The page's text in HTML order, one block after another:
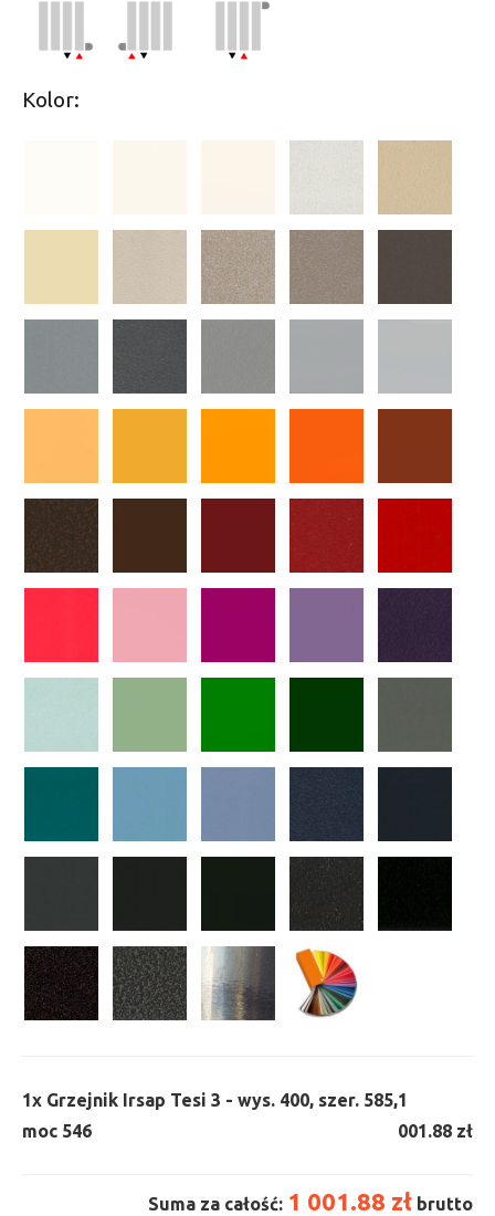
Kolor:
1x Grzejnik Irsap Tesi 3 - wys. 400, szer. 585,
moc 546
1
001.88 zł
Suma za całość: 1 001.88 zł brutto